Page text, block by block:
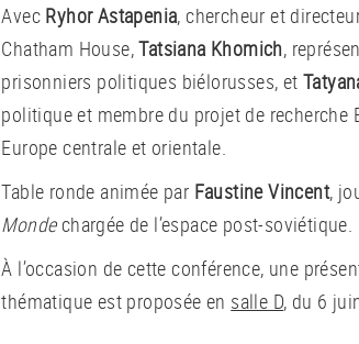
Avec Ryhor Astapenia, chercheur et
Chatham House,Tatsiana Khomich,
prisonniers politiques biélorusses, et
politique et membre du projet de recherche
Europe centrale et orientale.
Table ronde animée par Faustine Vincent,
Mondechargée de l’espace post-soviétique.
À l’occasion de cette conférence, une
thématique est proposée en salle D, du 6